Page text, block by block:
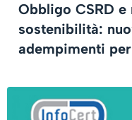
Obbligo CSRD
sostenibilità:
adempimenti